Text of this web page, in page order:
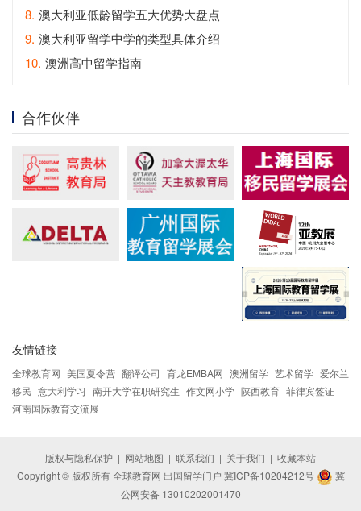
8. 澳大利亚低龄留学五大优势大盘点
9. 澳大利亚留学中学的类型具体介绍
10. 澳洲高中留学指南
合作伙伴
友情链接
全球教育网 美国夏令营 翻译公司 育龙EMBA网 澳洲留学 艺术留学 爱尔兰
移民 意大利学习 南开大学在职研究生 作文网小学 陕西教育 菲律宾签证
河南国际教育交流展
版权与隐私保护 | 网站地图 | 联系我们 | 关于我们 | 收藏本站
Copyright © 版权所有 全球教育网 出国留学门户 冀ICP备10204212号
冀
公网安备 13010202001470